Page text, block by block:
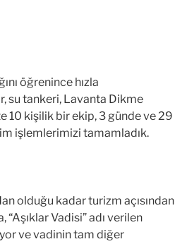
öğrenince hızla
su tankeri, Lavanta Dikme
10 kişilik bir ekip, 3 günde ve 29
işlemlerimizi tamamladık.
olduğu kadar turizm açısından
Vadisi” adı verilen
ve vadinin tam diğer